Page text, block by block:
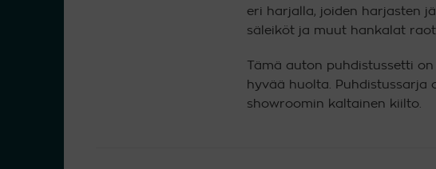
eri harjalla, joiden harjasten
säleiköt ja muut hankalat
Tämä auton puhdistussetti
hyvää huolta. Puhdistussarja
showroomin kaltainen kiilto.